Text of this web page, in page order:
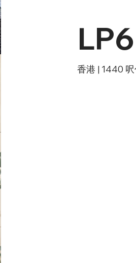
LP6
香港 | 1440